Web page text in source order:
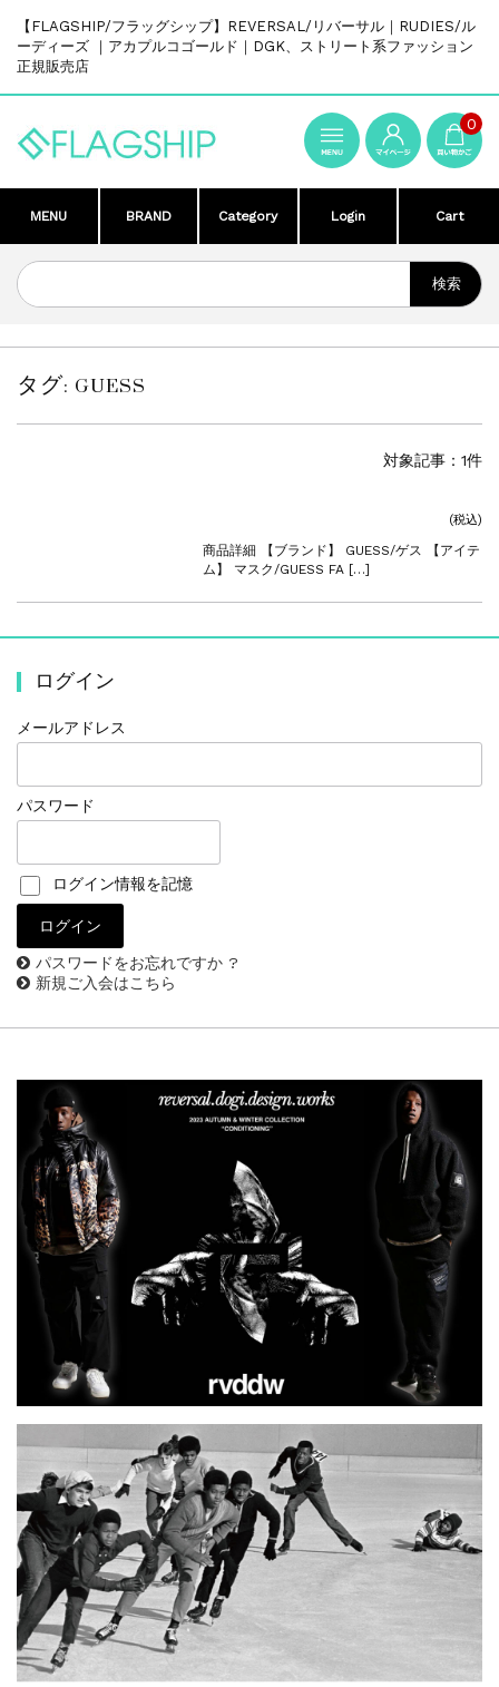
【FLAGSHIP/フラッグシップ】REVERSAL/リバーサル｜RUDIES/ル
ーディーズ ｜アカプルコゴールド｜DGK、ストリート系ファッション
正規販売店
0
MENU BRAND Category Login Cart
タグ:GUESS
対象記事：1件
(税込)
商品詳細 【ブランド】 GUESS/ゲス 【アイテ
ム】 マスク/GUESS FA […]
ログイン
メールアドレス
パスワード
ログイン情報を記憶
パスワードをお忘れですか ?
新規ご入会はこちら